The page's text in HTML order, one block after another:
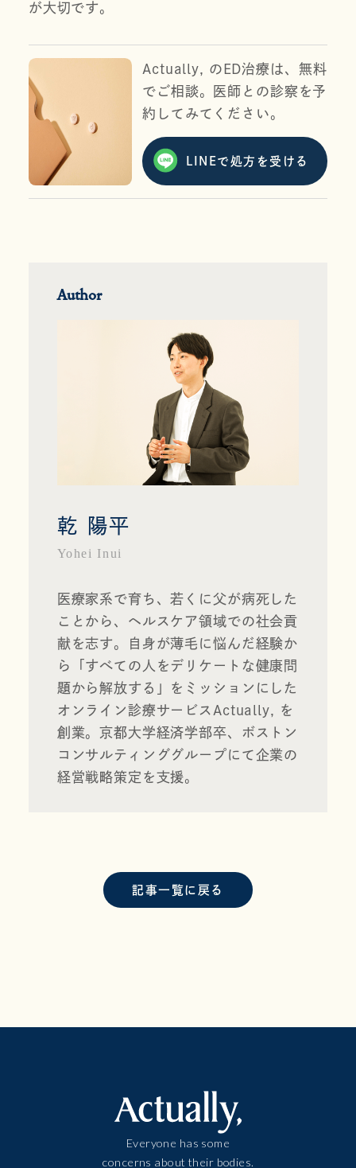
が大切です。
Actually, のED治療は、無料
でご相談。医師との診察を予
約してみてください。
LINEで処方を受ける
Author
乾 陽平
Yohei Inui
医療家系で育ち、若くに父が病死した
ことから、ヘルスケア領域での社会貢
献を志す。自身が薄毛に悩んだ経験か
ら「すべての人をデリケートな健康問
題から解放する」をミッションにした
オンライン診療サービス Actually,
を
創業。京都大学経済学部卒、ボストン
コンサルティンググループにて企業の
経営戦略策定を支援。
記事一覧に戻る
Everyone has some
concerns about their bodies.